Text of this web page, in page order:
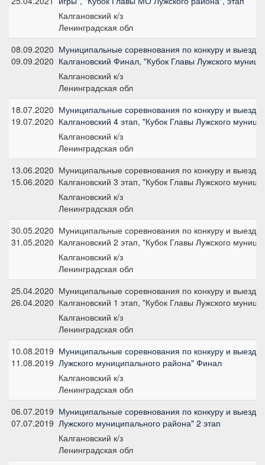
Калгановский к/з
Ленинградская обл
08.09.2020
09.09.2020
Муниципальные соревнования по конкуру и
Калгановский Финал, "Кубок Главы Лужского
Калгановский к/з
Ленинградская обл
18.07.2020
19.07.2020
Муниципальные соревнования по конкуру и
Калгановский 4 этап, "Кубок Главы Лужского
Калгановский к/з
Ленинградская обл
13.06.2020
15.06.2020
Муниципальные соревнования по конкуру и
Калгановский 3 этап, "Кубок Главы Лужского
Калгановский к/з
Ленинградская обл
30.05.2020
31.05.2020
Муниципальные соревнования по конкуру и
Калгановский 2 этап, "Кубок Главы Лужского
Калгановский к/з
Ленинградская обл
25.04.2020
26.04.2020
Муниципальные соревнования по конкуру и
Калгановский 1 этап, "Кубок Главы Лужского
Калгановский к/з
Ленинградская обл
10.08.2019
11.08.2019
Муниципальные соревнования по конкуру и
Лужского муниципального района" Финал
Калгановский к/з
Ленинградская обл
06.07.2019
07.07.2019
Муниципальные соревнования по конкуру и
Лужского муниципального района" 2 этап
Калгановский к/з
Ленинградская обл